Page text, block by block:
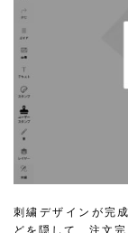
刺繍デザインが完
どを隠して、注文完